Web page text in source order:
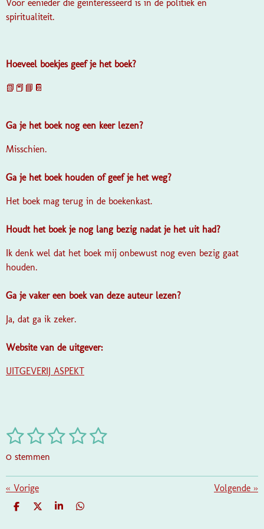
Voor eenieder die geïnteresseerd is in de politiek en
spiritualiteit.
Hoeveel boekjes geef je het boek?
📗📕📘📔
Ga je het boek nog een keer lezen?
Misschien.
Ga je het boek houden of geef je het weg?
Het boek mag terug in de boekenkast.
Houdt het boek je nog lang bezig nadat je het uit had?
Ik denk wel dat het boek mij onbewust nog even bezig gaat
houden.
Ga je vaker een boek van deze auteur lezen?
Ja, dat ga ik zeker.
Website van de uitgever:
UITGEVERIJ ASPEKT
R
t
i
n
1
s
t
e
2
s
t
e
r
3
s
t
4
t
5
t
S
m
0 stemmen
« Vorige Volgende »
D
D
S
D